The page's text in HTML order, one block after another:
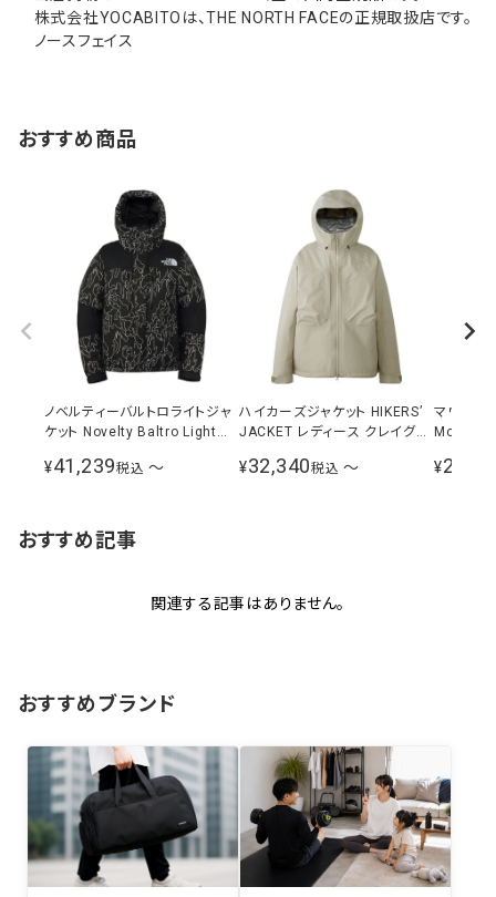
株式会社YOCABITOは、THE NORTH FACEの正規取扱店です。
ノースフェイス
おすすめ商品
ノベルティーバルトロライトジャ
ケット Novelty Baltro Light
ーク ND92341 KB
¥41,239税込 〜
ハイカーズジャケット HIKERS’
JACKET レディース クレイグレ
¥32,340税込 〜
マウンテ
¥
おすすめ記事
関連する記事はありません。
おすすめブランド